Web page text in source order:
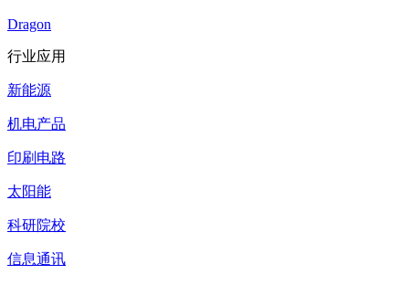
Dragon
行业应用
新能源
机电产品
印刷电路
太阳能
科研院校
信息通讯